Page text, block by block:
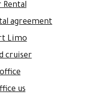
Rental
agreement
Limo
cruiser
us